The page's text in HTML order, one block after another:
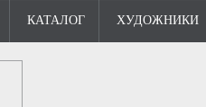
КАТАЛОГ ХУДОЖНИКИ